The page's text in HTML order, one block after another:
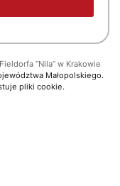
“Nila” w Krakowie
Małopolskiego.
pliki cookie.